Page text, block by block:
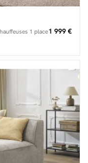
1 place1 999 €